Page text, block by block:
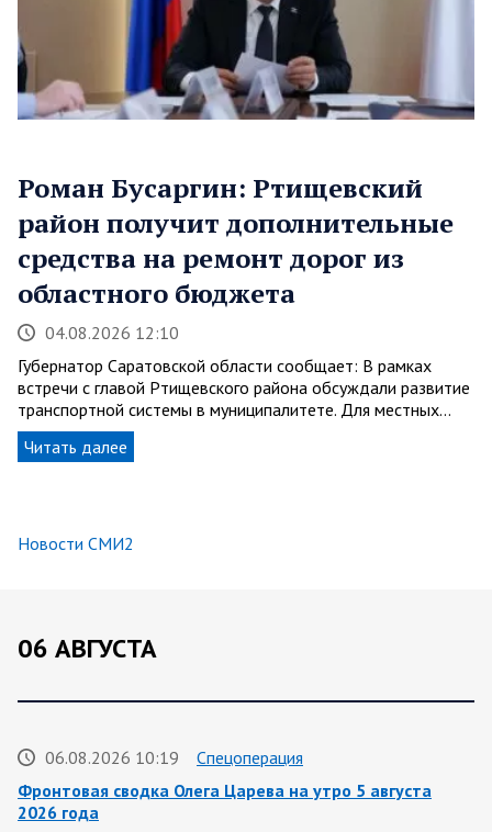
Роман Бусаргин: Ртищевский
район получит дополнительные
средства на ремонт дорог из
областного бюджета
04.08.2026 12:10
Губернатор Саратовской области сообщает: В рамках
встречи с главой Ртищевского района обсуждали развитие
транспортной системы в муниципалитете. Для местных…
Читать далее
Новости СМИ2
06 АВГУСТА
06.08.2026 10:19
Спецоперация
Фронтовая сводка Олега Царева на утро 5 августа
2026 года